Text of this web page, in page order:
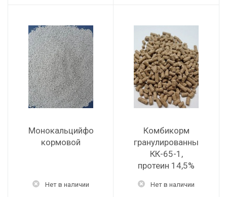
Монокальцийфосфат
кормовой
Нет в наличии
Комбикорм
гранулированный
КК-65-1,
протеин 14,5%
Нет в наличии